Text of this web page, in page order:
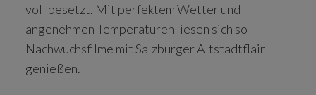
voll besetzt. Mit perfektem Wetter und
angenehmen Temperaturen liesen sich so
Nachwuchsfilme mit Salzburger Altstadtflair
genießen.